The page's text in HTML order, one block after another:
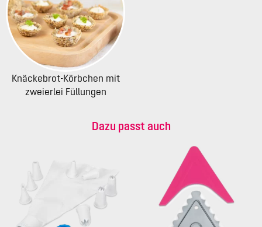
Knäckebrot-Körbchen mit
zweierlei Füllungen
Dazu passt auch